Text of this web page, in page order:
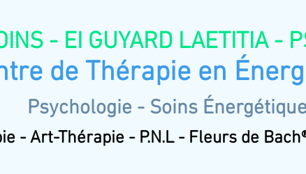
- EI GUYARD LAETITIA -
Thérapie en
Psychologie - Soins
- Art-Thérapie - P.N.L - Fleurs de